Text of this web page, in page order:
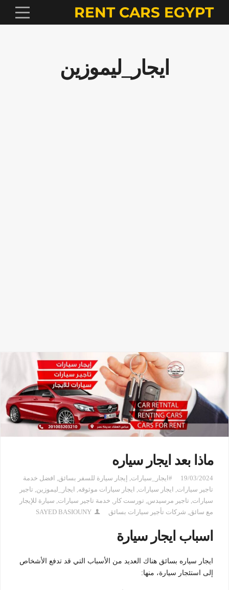
RENT CARS EGYPT
ايجار_ليموزين
ماذا بعد ايجار سياره
19/03/2024 #ايجار_سيارات إيجار سيارة للسفر بسائق
افضل خدمة
تاجير سيارات
ايجار سيارات ايجار سيارات موثوقه ايجار_ليموزين تاجير
سيارات تاجير مرسيدس تورست كار خدمة تاجير سيارات سيارة للإيجار
مع سائق شركات تأجير سيارات بسائق SAYED BASIOUNY
اسباب ايجار سيارة
ايجار سياره بسائق هناك العديد من الأسباب التي قد تدفع الأشخاص
إلى استئجار سيارة، منها: